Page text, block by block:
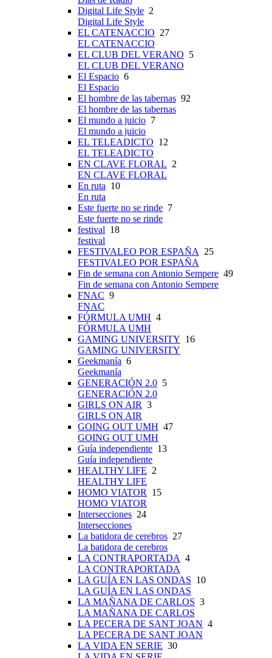
Digital Life Style 2
Digital Life Style
EL CATENACCIO 27
EL CATENACCIO
EL CLUB DEL VERANO 5
EL CLUB DEL VERANO
El Espacio 6
El Espacio
El hombre de las tabernas 92
El hombre de las tabernas
El mundo a juicio 7
El mundo a juicio
EL TELEADICTO 12
EL TELEADICTO
EN CLAVE FLORAL 2
EN CLAVE FLORAL
En ruta 10
En ruta
Este fuerte no se rinde 7
Este fuerte no se rinde
festival 18
festival
FESTIVALEO POR ESPAÑA 25
FESTIVALEO POR ESPAÑA
Fin de semana con Antonio Sempere 49
Fin de semana con Antonio Sempere
FNAC 9
FNAC
FÓRMULA UMH 4
FÓRMULA UMH
GAMING UNIVERSITY 16
GAMING UNIVERSITY
Geekmanía 6
Geekmanía
GENERACIÓN 2.0 5
GENERACIÓN 2.0
GIRLS ON AIR 3
GIRLS ON AIR
GOING OUT UMH 47
GOING OUT UMH
Guía independiente 13
Guía independiente
HEALTHY LIFE 2
HEALTHY LIFE
HOMO VIATOR 15
HOMO VIATOR
Intersecciones 24
Intersecciones
La batidora de cerebros 27
La batidora de cerebros
LA CONTRAPORTADA 4
LA CONTRAPORTADA
LA GUÍA EN LAS ONDAS 10
LA GUÍA EN LAS ONDAS
LA MAÑANA DE CARLOS 3
LA MAÑANA DE CARLOS
LA PECERA DE SANT JOAN 4
LA PECERA DE SANT JOAN
LA VIDA EN SERIE 30